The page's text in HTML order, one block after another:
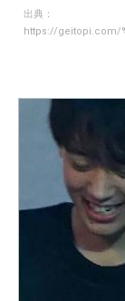
出典：
https://geitopi.com/